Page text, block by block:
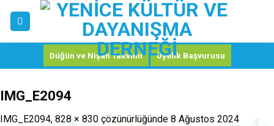
Düğün ve Nişan Takvimi Üyelik Başvurusu
IMG_E2094
IMG_E2094, 828 × 830 çözünürlüğünde 8 Ağustos 2024